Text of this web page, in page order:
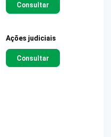
Consultar
Ações judiciais
Consultar